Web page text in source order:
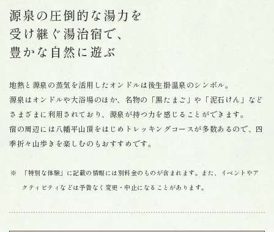
源泉の圧倒的な湯力を
受け継ぐ湯治宿で、
豊かな自然に遊ぶ
地熱と源泉の蒸気を活用したオンドルは後生掛温泉のシンボル。
源泉はオンドルや大浴場のほか、名物の「黒たまご」や「泥石けん」など
さまざまに利用されており、源泉が持つ力を感じることができます。
宿の周辺には八幡平山頂をはじめトレッキングコースが多数あるので、四
季折々山歩きを楽しむのもおすすめです。
「特別な体験」に記載の情報には別料金のものが含まれます。また、イベントやア
クティビティなどは予告なく変更・中止になることがあります。